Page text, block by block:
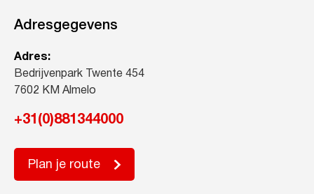
Adresgegevens
Adres:
Bedrijvenpark Twente 454
7602 KM Almelo
+31(0)881344000
Plan je route